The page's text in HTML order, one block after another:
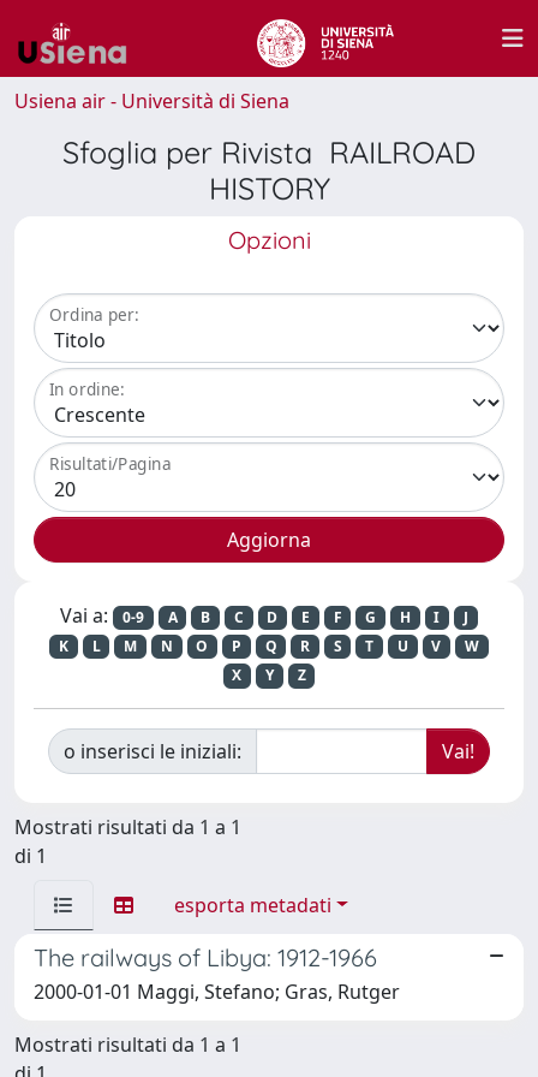
Usiena air - Università di Siena
Sfoglia per Rivista RAILROAD
HISTORY
Opzioni
Ordina per:
In ordine:
Risultati/Pagina
Vai a: 0-9 A B C D E F G H I
J
K
L M N O P Q R S T U V
W
X
Y Z
o inserisci le iniziali:
Mostrati risultati da 1 a 1
di 1
esporta metadati
The railways of Libya: 1912-1966
2000-01-01 Maggi, Stefano; Gras, Rutger
Mostrati risultati da 1 a 1